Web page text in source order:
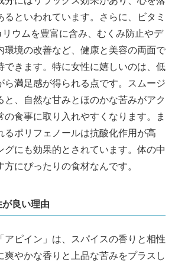
るといわれています。さらに、ビタミ
ウムを豊富に含み、むくみ防止やデ
環境の改善など、健康と美容の両面で
できます。特に女性に嬉しいのは、低
ら満足感が得られる点です。スムージ
と、自然な甘みとほのかな苦みがアク
の食事に取り入れやすくなります。ま
るポリフェノールは抗酸化作用が高
グにも効果的とされています。体の中
にぴったりの食材なんです。
良い理由
アピイン」は、スパイスの香りと相性
爽やかな香りと上品な苦みをプラスし